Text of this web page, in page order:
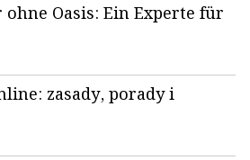
Oasis: Ein Experte für
zasady, porady i